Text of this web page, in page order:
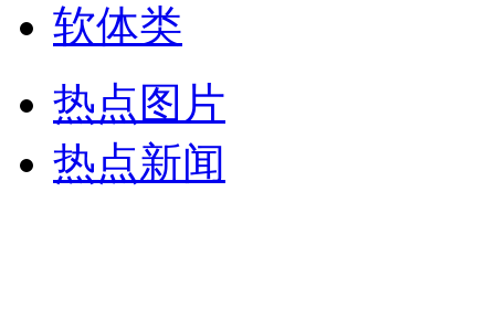
软体类
热点图片
热点新闻